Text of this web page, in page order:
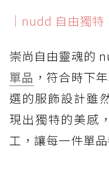
｜nudd 自由獨特
崇尚自由靈魂的
單品 ，符合時下
選的服飾設計雖
現出獨特的美感
工，讓每一件單